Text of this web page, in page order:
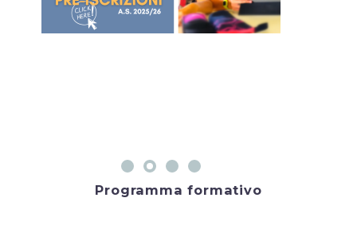
Programma formativo